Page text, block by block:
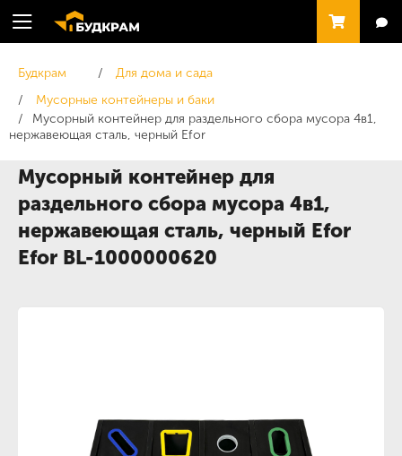
Будкрам
Для дома и сада
Мусорные контейнеры и баки
Мусорный контейнер для раздельного сбора мусора 4в1,
нержавеющая сталь, черный Efor
Мусорный контейнер для
раздельного сбора мусора 4в1,
нержавеющая сталь, черный Efor
Efor BL-1000000620